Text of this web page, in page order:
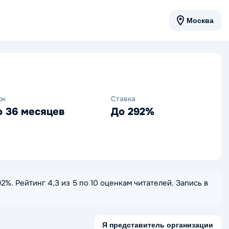
Москва
36 месяцев
Ставка
До 292%
Рейтинг 4,3 из 5 по 10 оценкам читателей. Запись в
Я представитель организации